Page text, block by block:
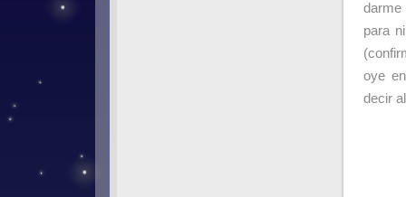
darme
para
oye
decir